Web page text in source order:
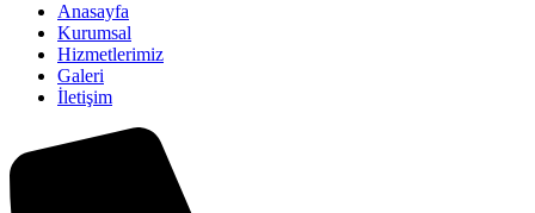
Anasayfa
Kurumsal
Hizmetlerimiz
Galeri
İletişim